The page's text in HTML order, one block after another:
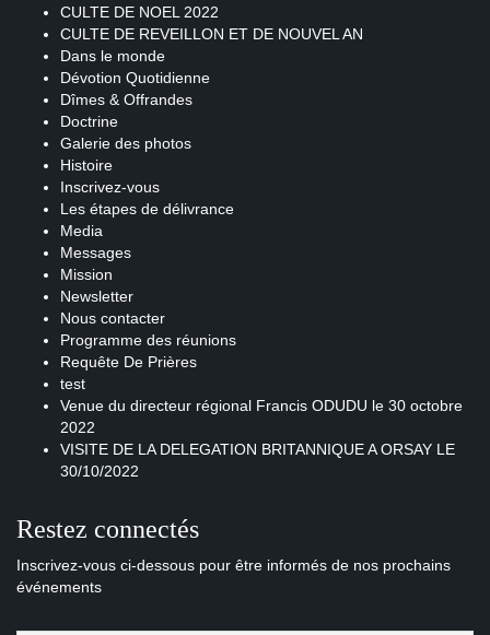
CULTE DE NOEL 2022
CULTE DE REVEILLON ET DE NOUVEL AN
Dans le monde
Dévotion Quotidienne
Dîmes & Offrandes
Doctrine
Galerie des photos
Histoire
Inscrivez-vous
Les étapes de délivrance
Media
Messages
Mission
Newsletter
Nous contacter
Programme des réunions
Requête De Prières
test
Venue du directeur régional Francis ODUDU le 30 octobre
2022
VISITE DE LA DELEGATION BRITANNIQUE A ORSAY LE
30/10/2022
Restez connectés
Inscrivez-vous ci-dessous pour être informés de nos prochains
événements